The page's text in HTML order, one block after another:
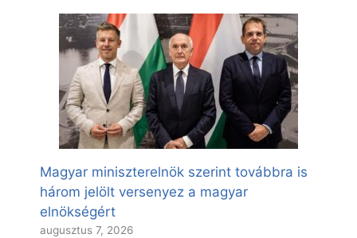
Magyar miniszterelnök szerint továbbra is
három jelölt versenyez a magyar
elnökségért
augusztus 7, 2026